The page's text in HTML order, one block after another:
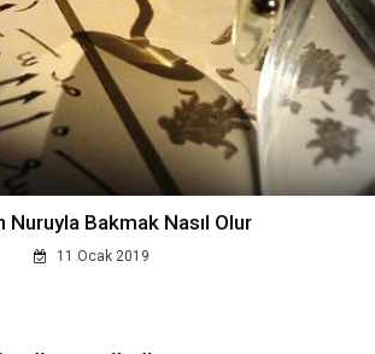
Nuruyla Bakmak Nasıl Olur
11 Ocak 2019